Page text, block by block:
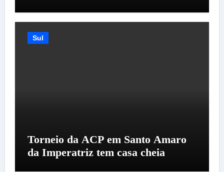
Sul
Torneio da ACP em Santo Amaro
da Imperatriz tem casa cheia